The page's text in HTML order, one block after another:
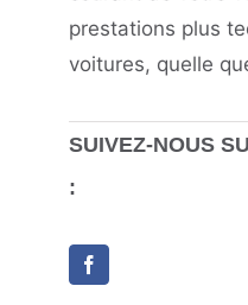
prestations plus
voitures, quelle
SUIVEZ-NOUS
: